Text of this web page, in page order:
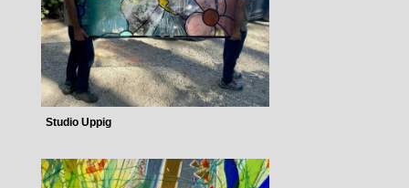
Studio Uppig